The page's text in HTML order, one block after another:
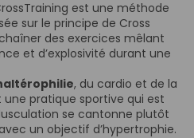
est une méthode
sur le principe de Cross
des exercices mêlant
et d’explosivité durant une
, du cardio et de la
une pratique sportive qui est
se cantonne plutôt
un objectif d’hypertrophie.